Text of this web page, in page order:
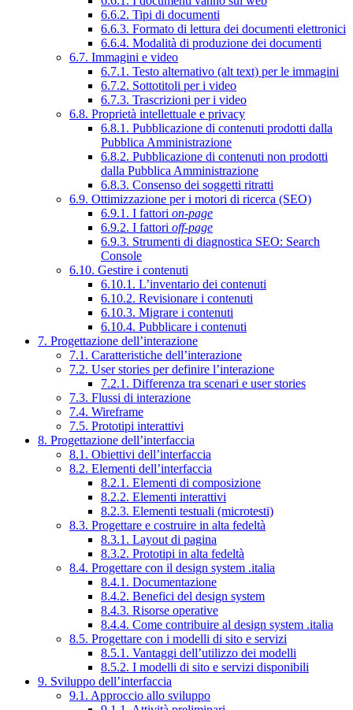
6.6.2. Tipi di documenti
6.6.3. Formato di lettura dei documenti elettronici
6.6.4. Modalità di produzione dei documenti
6.7. Immagini e video
6.7.1. Testo alternativo (alt text) per le immagini
6.7.2. Sottotitoli per i video
6.7.3. Trascrizioni per i video
6.8. Proprietà intellettuale e privacy
6.8.1. Pubblicazione di contenuti prodotti dalla
Pubblica Amministrazione
6.8.2. Pubblicazione di contenuti non prodotti
dalla Pubblica Amministrazione
6.8.3. Consenso dei soggetti ritratti
6.9. Ottimizzazione per i motori di ricerca (SEO)
6.9.1. I fattori on-page
6.9.2. I fattori off-page
6.9.3. Strumenti di diagnostica SEO: Search
Console
6.10. Gestire i contenuti
6.10.1. L’inventario dei contenuti
6.10.2. Revisionare i contenuti
6.10.3. Migrare i contenuti
6.10.4. Pubblicare i contenuti
7. Progettazione dell’interazione
7.1. Caratteristiche dell’interazione
7.2. User stories per definire l’interazione
7.2.1. Differenza tra scenari e user stories
7.3. Flussi di interazione
7.4. Wireframe
7.5. Prototipi interattivi
8. Progettazione dell’interfaccia
8.1. Obiettivi dell’interfaccia
8.2. Elementi dell’interfaccia
8.2.1. Elementi di composizione
8.2.2. Elementi interattivi
8.2.3. Elementi testuali (microtesti)
8.3. Progettare e costruire in alta fedeltà
8.3.1. Layout di pagina
8.3.2. Prototipi in alta fedeltà
8.4. Progettare con il design system .italia
8.4.1. Documentazione
8.4.2. Benefici del design system
8.4.3. Risorse operative
8.4.4. Come contribuire al design system .italia
8.5. Progettare con i modelli di sito e servizi
8.5.1. Vantaggi dell’utilizzo dei modelli
8.5.2. I modelli di sito e servizi disponibili
9. Sviluppo dell’interfaccia
9.1. Approccio allo sviluppo